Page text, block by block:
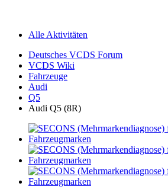
Alle Aktivitäten
Deutsches VCDS Forum
VCDS Wiki
Fahrzeuge
Audi
Q5
Audi Q5 (8R)